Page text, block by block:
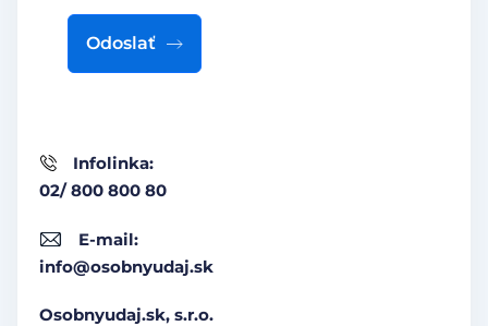
Infolinka:
02/ 800 800 80
E-mail:
info@osobnyudaj.sk
Osobnyudaj.sk, s.r.o.
Odoslať